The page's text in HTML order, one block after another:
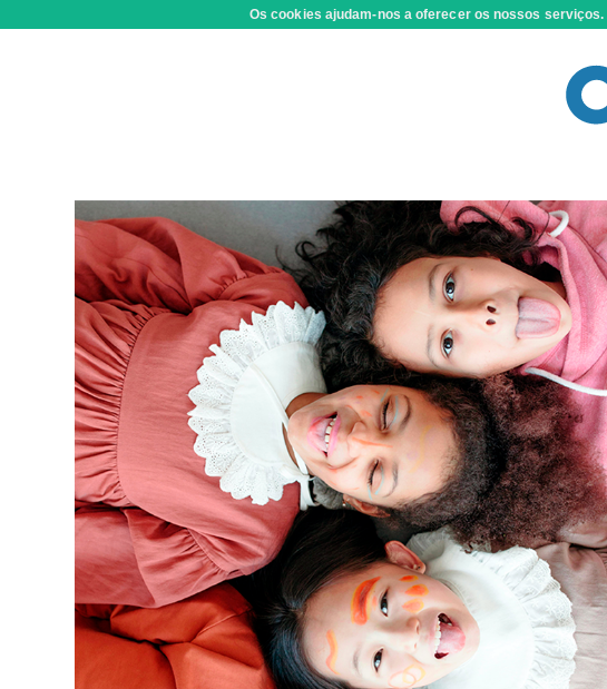
Os cookies ajudam-nos a oferecer os nossos